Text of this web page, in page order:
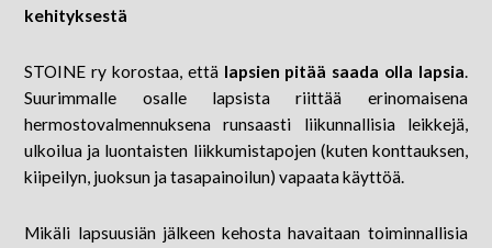
kehityksestä
STOINE ry korostaa, että lapsien pitää saada olla lapsia.
Suurimmalle osalle lapsista riittää erinomaisena
hermostovalmennuksena runsaasti liikunnallisia leikkejä,
ulkoilua ja luontaisten liikkumistapojen (kuten konttauksen,
kiipeilyn, juoksun ja tasapainoilun) vapaata käyttöä.
Mikäli lapsuusiän jälkeen kehosta havaitaan toiminnallisia